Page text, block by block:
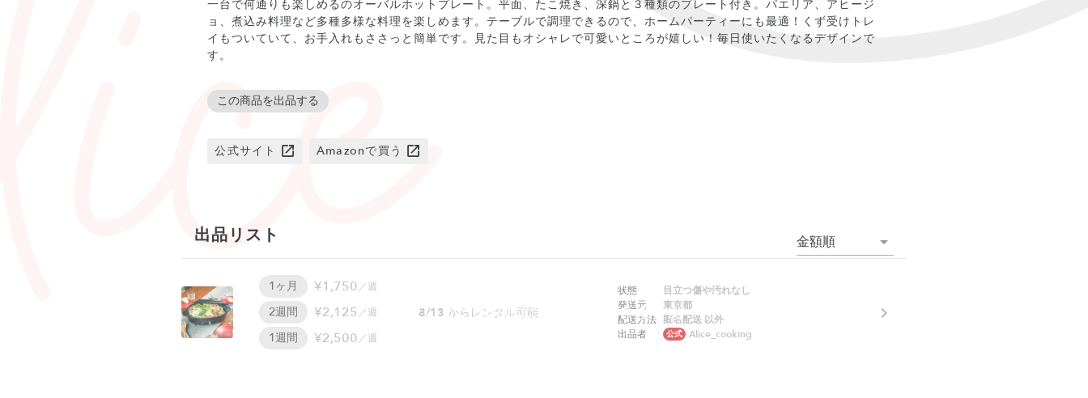
一台で何通りも楽しめるのオーバルホットプレート。平面、たこ焼き、深鍋と３種類のプレート付き。パエリア、アヒージ
ョ、煮込み料理など多種多様な料理を楽しめます。テーブルで調理できるので、ホームパーティーにも最適！くず受けトレ
イもついていて、お手入れもささっと簡単です。見た目もオシャレで可愛いところが嬉しい！毎日使いたくなるデザインで
す。
この商品を出品する
公式サイト Amazonで買う
出品リスト 金額順
ただいまこの商品はレンタルできません
1ヶ月 ¥1,750／週
2週間 ¥2,125 ／週
1週間 ¥2,500／週
8/13 からレンタル可能
状態
発送元
配送方法
出品者
目立つ傷や汚れなし
東京都
匿名配送 以外
公式 Alice_cooking